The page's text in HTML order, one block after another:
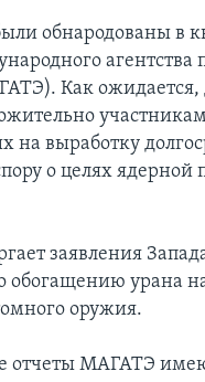
обнародованы в
агентства
Как ожидается,
на выработку
о целях
заявления
обогащению урана
оружия.
отчеты МАГАТЭ